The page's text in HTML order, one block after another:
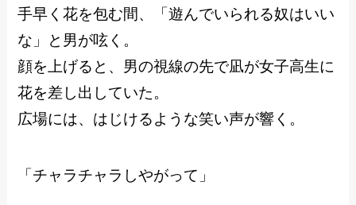
手早く花を包む間、「遊んでいられる奴はいい
な」と男が呟く。
顔を上げると、男の視線の先で凪が女子高生に
花を差し出していた。
広場には、はじけるような笑い声が響く。
「チャラチャラしやがって」